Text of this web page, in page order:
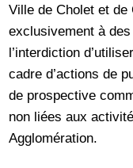
Ville de Cholet et de
exclusivement à
l’interdiction
cadre d’actions de
de prospective
non liées aux
Agglomération.